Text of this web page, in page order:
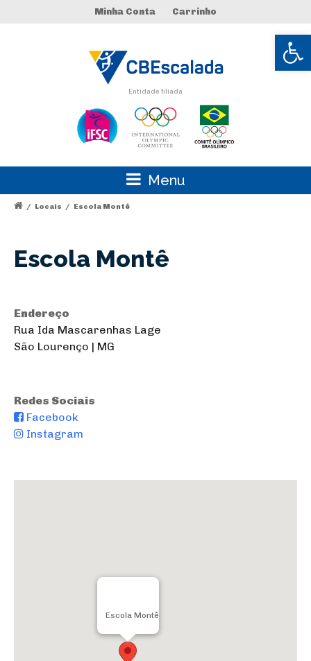
Abrir
Minha Conta Carrinho
Entidade filiada
Menu
/ Locais / Escola Montê
Escola Montê
Endereço
Rua Ida Mascarenhas Lage
São Lourenço | MG
Redes Sociais
Facebook
Instagram
Escola Montê